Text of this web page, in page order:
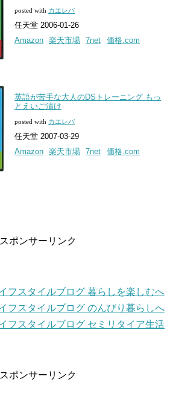
posted with カエレバ
任天堂 2006-01-26
Amazon 楽天市場 7net 価格.com
英語が苦手な大人のDSトレーニング もっ
とえいご漬け
posted with カエレバ
任天堂 2007-03-29
Amazon 楽天市場 7net 価格.com
スポンサーリンク
スポンサーリンク